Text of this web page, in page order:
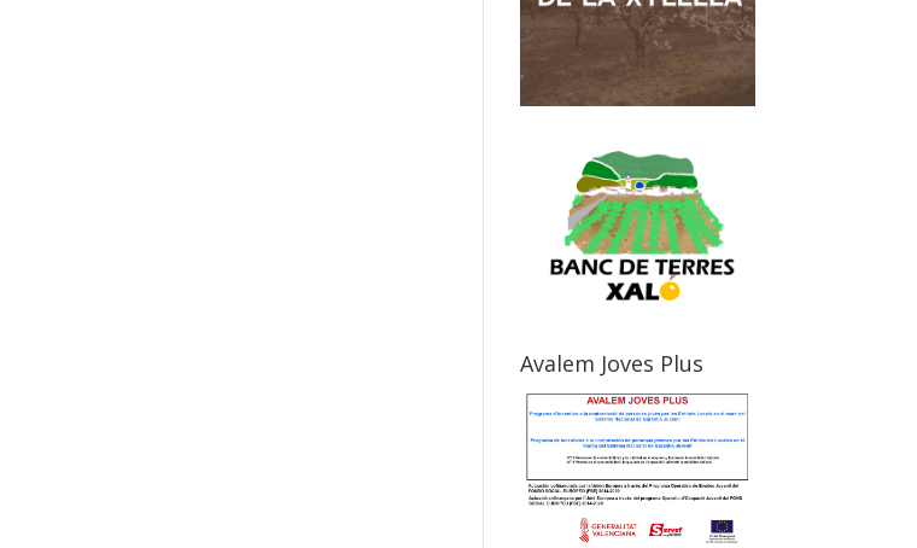
Avalem Joves Plus